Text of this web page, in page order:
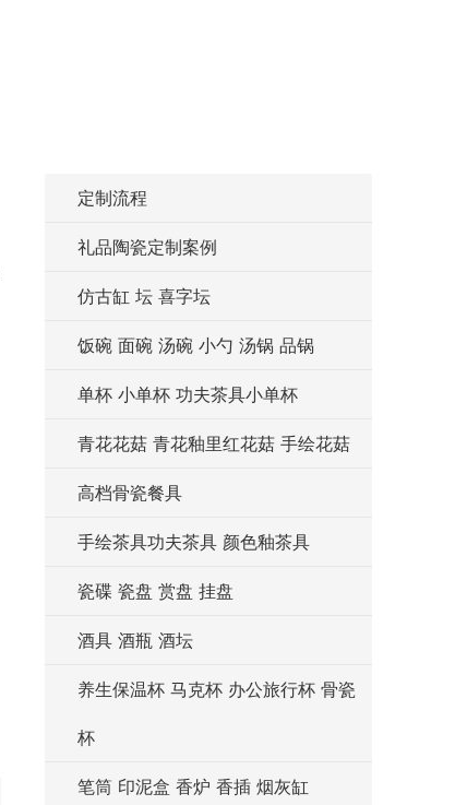
定制流程
礼品陶瓷定制案例
仿古缸 坛 喜字坛
饭碗 面碗 汤碗 小勺 汤锅 品锅
单杯 小单杯 功夫茶具小单杯
青花花菇 青花釉里红花菇 手绘花菇
高档骨瓷餐具
手绘茶具功夫茶具 颜色釉茶具
瓷碟 瓷盘 赏盘 挂盘
酒具 酒瓶 酒坛
养生保温杯 马克杯 办公旅行杯 骨瓷
杯
笔筒 印泥盒 香炉 香插 烟灰缸